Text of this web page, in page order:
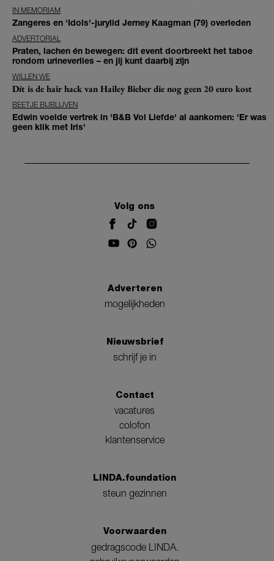
IN MEMORIAM
Zangeres en 'Idols'-jurylid Jerney Kaagman (79) overleden
ADVERTORIAL
Praten, lachen én bewegen: dit event doorbreekt het taboe
rondom urineverlies – en jij kunt daarbij zijn
WILLEN WE
Dít is de hair hack van Hailey Bieber die nog geen 20 euro kost
BEETJE BIJBLIJVEN
Edwin voelde vertrek in 'B&B Vol Liefde' al aankomen: 'Er was
geen klik met Iris'
Volg ons
Adverteren
mogelijkheden
Nieuwsbrief
schrijf je in
Contact
vacatures
colofon
klantenservice
LINDA.foundation
steun gezinnen
Voorwaarden
gedragscode LINDA.